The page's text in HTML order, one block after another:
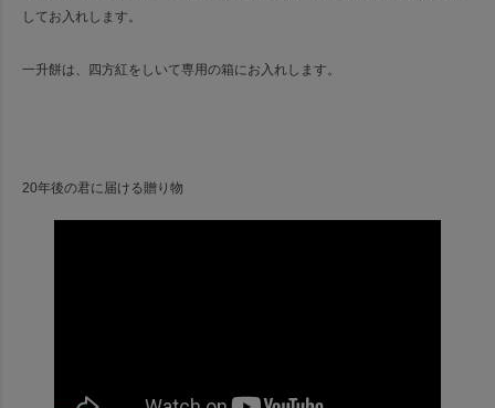
してお入れします。
一升餅は、四方紅をしいて専用の箱にお入れします。
20年後の君に届ける贈り物